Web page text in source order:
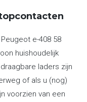
e-408 58
huishoudelijk
laders zijn
of als u (nog)
voorzien van een